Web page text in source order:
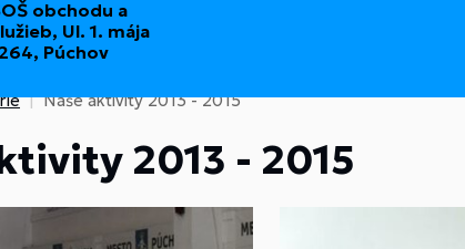
obchodu a
Ul. 1. mája
Púchov
Naše aktivity 2013 - 2015
2013 - 2015